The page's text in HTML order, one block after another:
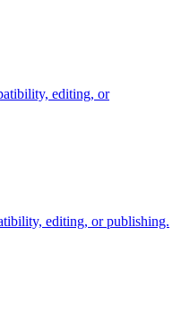
editing, or
editing, or publishing.